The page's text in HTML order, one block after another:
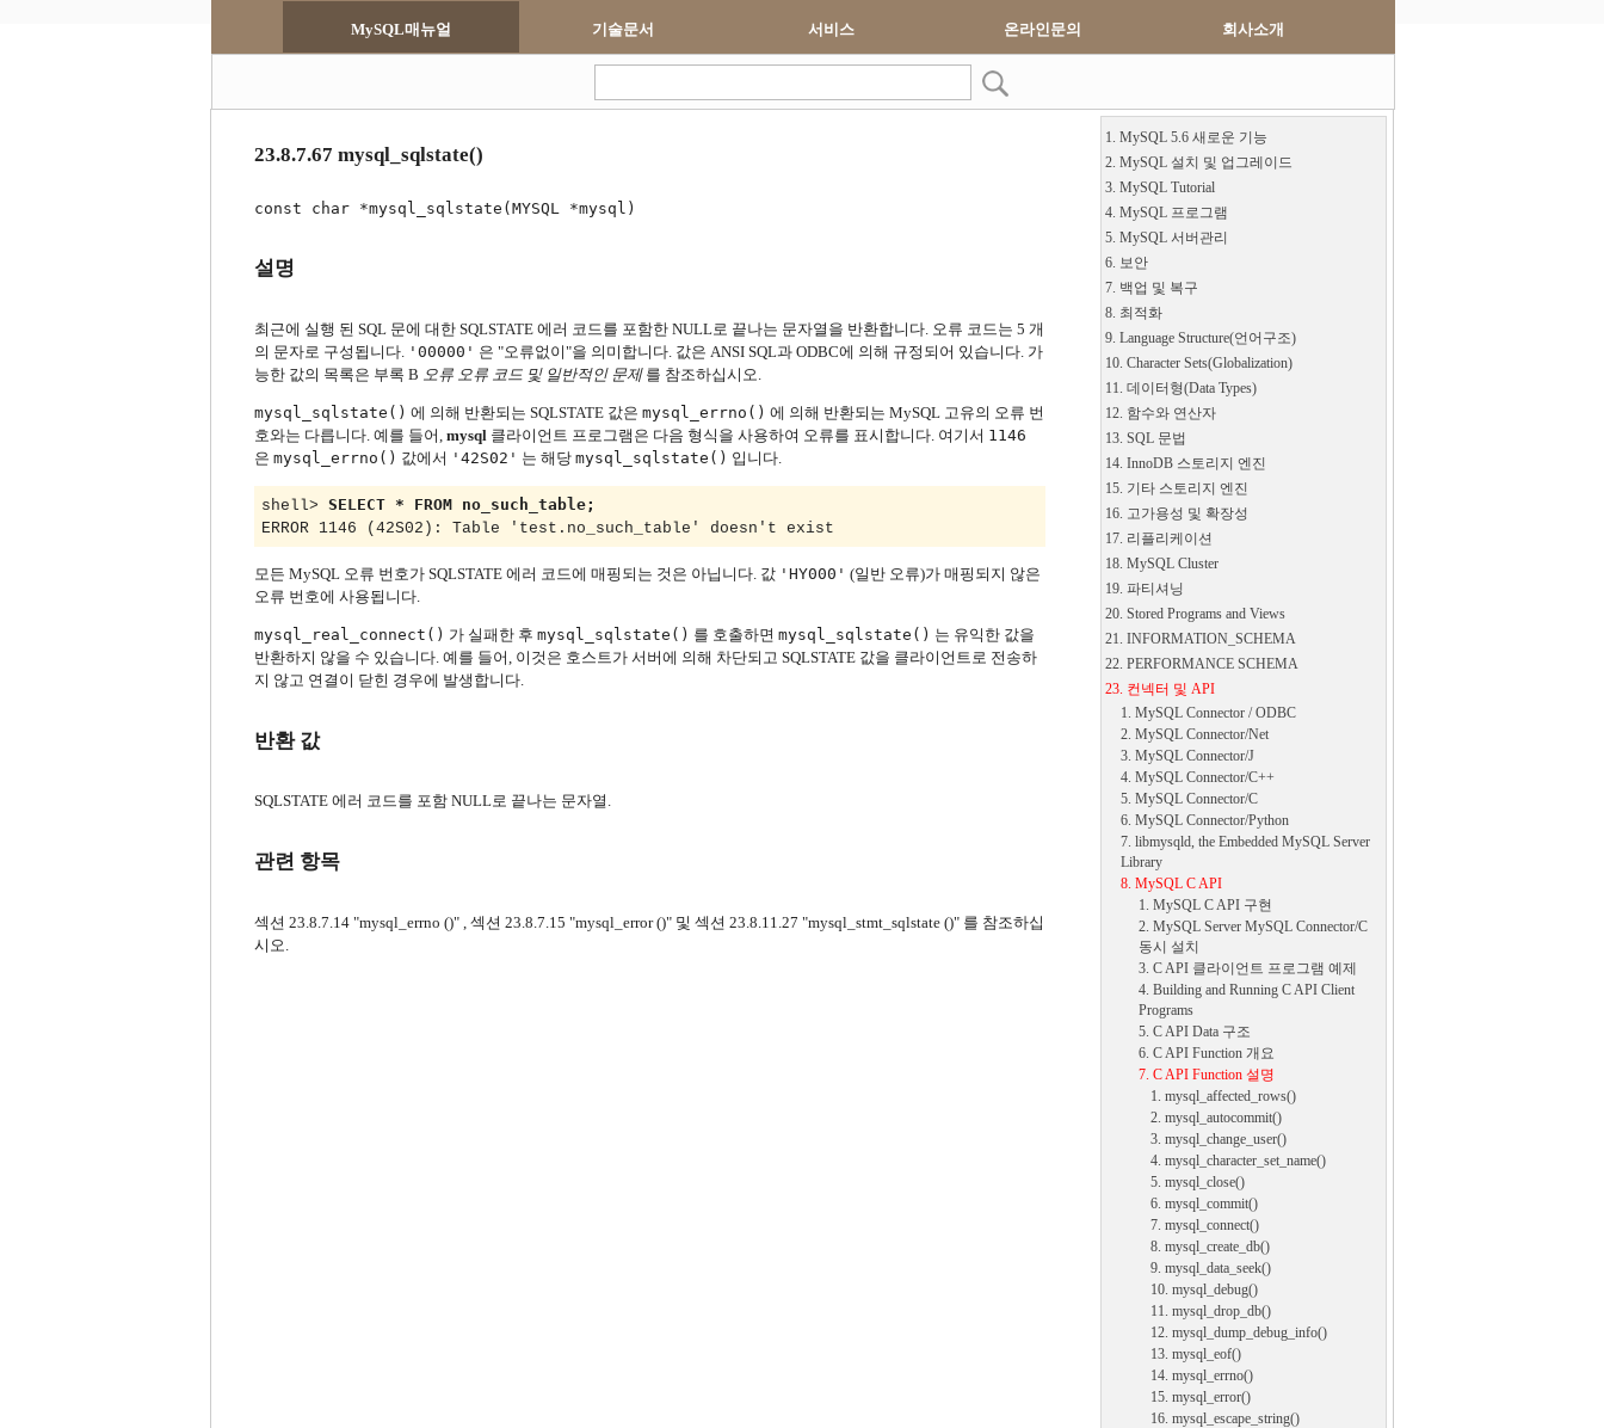
MySQL매뉴얼 기술문서 서비스 온라인문의 회사소개
1. MySQL 5.6 새로운 기능
2. MySQL 설치 및 업그레이드
3. MySQL Tutorial
4. MySQL 프로그램
5. MySQL 서버관리
6. 보안
7. 백업 및 복구
8. 최적화
9. Language Structure(언어구조)
10. Character Sets(Globalization)
11. 데이터형(Data Types)
12. 함수와 연산자
13. SQL 문법
14. InnoDB 스토리지 엔진
15. 기타 스토리지 엔진
16. 고가용성 및 확장성
17. 리플리케이션
18. MySQL Cluster
19. 파티셔닝
20. Stored Programs and Views
21. INFORMATION_SCHEMA
22. PERFORMANCE SCHEMA
23. 컨넥터 및 API
1. MySQL Connector / ODBC
2. MySQL Connector/Net
3. MySQL Connector/J
4. MySQL Connector/C++
5. MySQL Connector/C
6. MySQL Connector/Python
7. libmysqld, the Embedded MySQL Server
Library
8. MySQL C API
1. MySQL C API 구현
2. MySQL Server MySQL Connector/C
동시 설치
3. C API 클라이언트 프로그램 예제
4. Building and Running C API Client
Programs
5. C API Data 구조
6. C API Function 개요
7. C API Function 설명
1. mysql_affected_rows()
2. mysql_autocommit()
3. mysql_change_user()
4. mysql_character_set_name()
5. mysql_close()
6. mysql_commit()
7. mysql_connect()
8. mysql_create_db()
9. mysql_data_seek()
10. mysql_debug()
11. mysql_drop_db()
12. mysql_dump_debug_info()
13. mysql_eof()
14. mysql_errno()
15. mysql_error()
16. mysql_escape_string()
23.8.7.67 mysql_sqlstate()
const char *mysql_sqlstate(MYSQL *mysql)
설명
최근에 실행 된 SQL 문에 대한 SQLSTATE 에러 코드를 포함한 NULL로 끝나는 문자열을 반환합니다. 오류 코드는 5 개
의 문자로 구성됩니다. '00000' 은"오류없이"을 의미합니다. 값은 ANSI SQL과 ODBC에 의해 규정되어 있습니다. 가
능한 값의 목록은 부록 B 오류 오류 코드 및 일반적인 문제를 참조하십시오.
mysql_sqlstate() 에 의해 반환되는 SQLSTATE 값은mysql_errno() 에 의해 반환되는 MySQL 고유의 오류 번
호와는 다릅니다. 예를 들어,mysql 클라이언트 프로그램은 다음 형식을 사용하여 오류를 표시합니다. 여기서 1146
은mysql_errno() 값에서 '42S02' 는 해당mysql_sqlstate() 입니다.
shell> SELECT * FROM no_such_table;
모든 MySQL 오류 번호가 SQLSTATE 에러 코드에 매핑되는 것은 아닙니다. 값 'HY000' (일반 오류)가 매핑되지 않은
오류 번호에 사용됩니다.
mysql_real_connect() 가 실패한 후mysql_sqlstate() 를 호출하면mysql_sqlstate() 는 유익한 값을
반환하지 않을 수 있습니다. 예를 들어, 이것은 호스트가 서버에 의해 차단되고 SQLSTATE 값을 클라이언트로 전송하
지 않고 연결이 닫힌 경우에 발생합니다.
반환 값
SQLSTATE 에러 코드를 포함 NULL로 끝나는 문자열.
관련 항목
섹션 23.8.7.14 "mysql_errno ()" , 섹션 23.8.7.15 "mysql_error ()" 및 섹션 23.8.11.27 "mysql_stmt_sqlstate ()" 를 참조하십
시오.